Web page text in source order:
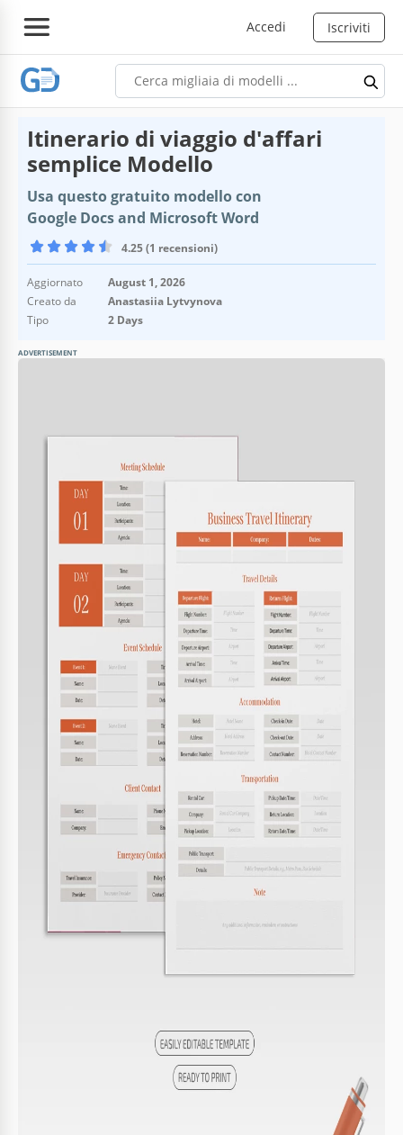
Accedi Iscriviti
Itinerario di viaggio d'affari
semplice Modello
Usa questo gratuito modello con
Google Docs and Microsoft Word
4.25 (1 recensioni)
Aggiornato
August 1, 2026
Creato da
Anastasiia Lytvynova
Tipo
2 Days
ADVERTISEMENT